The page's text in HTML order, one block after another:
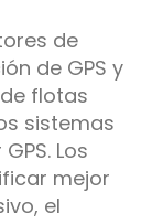
de
de GPS y
flotas
sistemas
Los
mejor
el